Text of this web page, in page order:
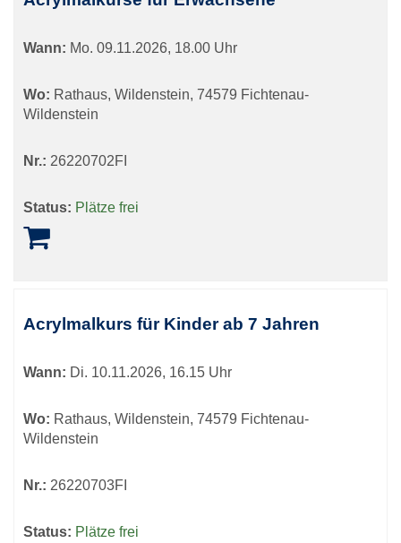
Wann: Mo. 09.11.2026, 18.00 Uhr
Wo: Rathaus, Wildenstein, 74579 Fichtenau-
Wildenstein
Nr.: 26220702FI
Status: Plätze frei
Acrylmalkurs für Kinder ab 7 Jahren
Wann: Di. 10.11.2026, 16.15 Uhr
Wo: Rathaus, Wildenstein, 74579 Fichtenau-
Wildenstein
Nr.: 26220703FI
Status: Plätze frei